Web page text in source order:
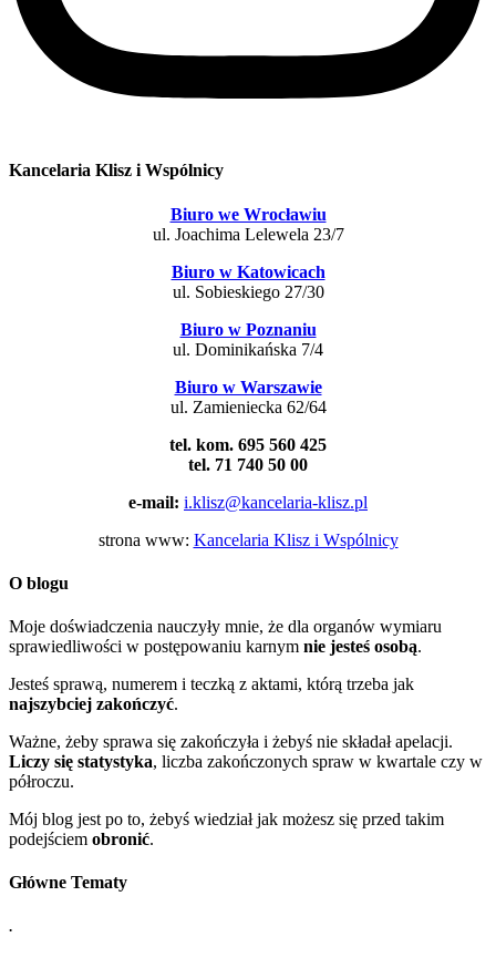
Kancelaria Klisz i Wspólnicy
Biuro we Wrocławiu
ul. Joachima Lelewela 23/7
Biuro w Katowicach
ul. Sobieskiego 27/30
Biuro w Poznaniu
ul. Dominikańska 7/4
Biuro w Warszawie
ul. Zamieniecka 62/64
tel. kom. 695 560 425
tel. 71 740 50 00
e-mail: i.klisz@kancelaria-klisz.pl
strona www: Kancelaria Klisz i Wspólnicy
O blogu
Moje doświadczenia nauczyły mnie, że dla organów wymiaru
sprawiedliwości w postępowaniu karnym nie jesteś osobą.
Jesteś sprawą, numerem i teczką z aktami, którą trzeba jak
najszybciej zakończyć.
Ważne, żeby sprawa się zakończyła i żebyś nie składał apelacji.
Liczy się statystyka, liczba zakończonych spraw w kwartale czy w
półroczu.
Mój blog jest po to, żebyś wiedział jak możesz się przed takim
podejściem obronić.
Główne Tematy
.